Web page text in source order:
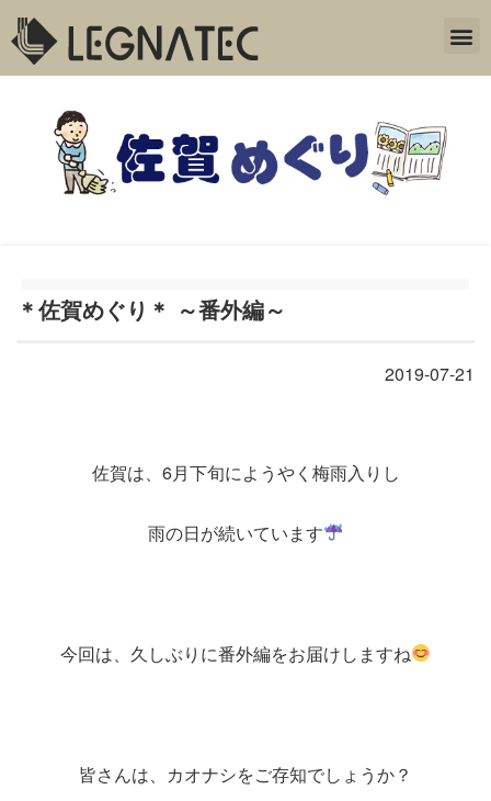
＊佐賀めぐり＊ ～番外編～
2019-07-21
佐賀は、6月下旬にようやく梅雨入りし
雨の日が続いています
今回は、久しぶりに番外編をお届けしますね
皆さんは、カオナシをご存知でしょうか？